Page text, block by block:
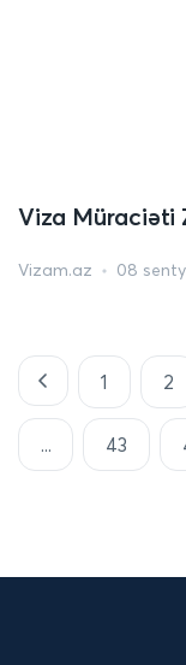
Viza Müraciəti
Vizam.az 08
1 2
... 43